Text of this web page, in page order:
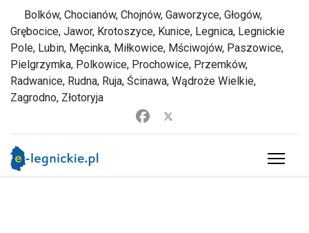
Bolków, Chocianów, Chojnów, Gaworzyce, Głogów,
Grębocice, Jawor, Krotoszyce, Kunice, Legnica, Legnickie
Pole, Lubin, Męcinka, Miłkowice, Mściwojów, Paszowice,
Pielgrzymka, Polkowice, Prochowice, Przemków,
Radwanice, Rudna, Ruja, Ścinawa, Wądroże Wielkie,
Zagrodno, Złotoryja